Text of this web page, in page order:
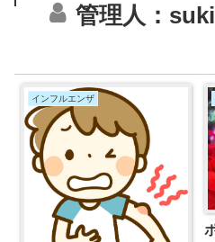
管理人：suki
インフルエンザ